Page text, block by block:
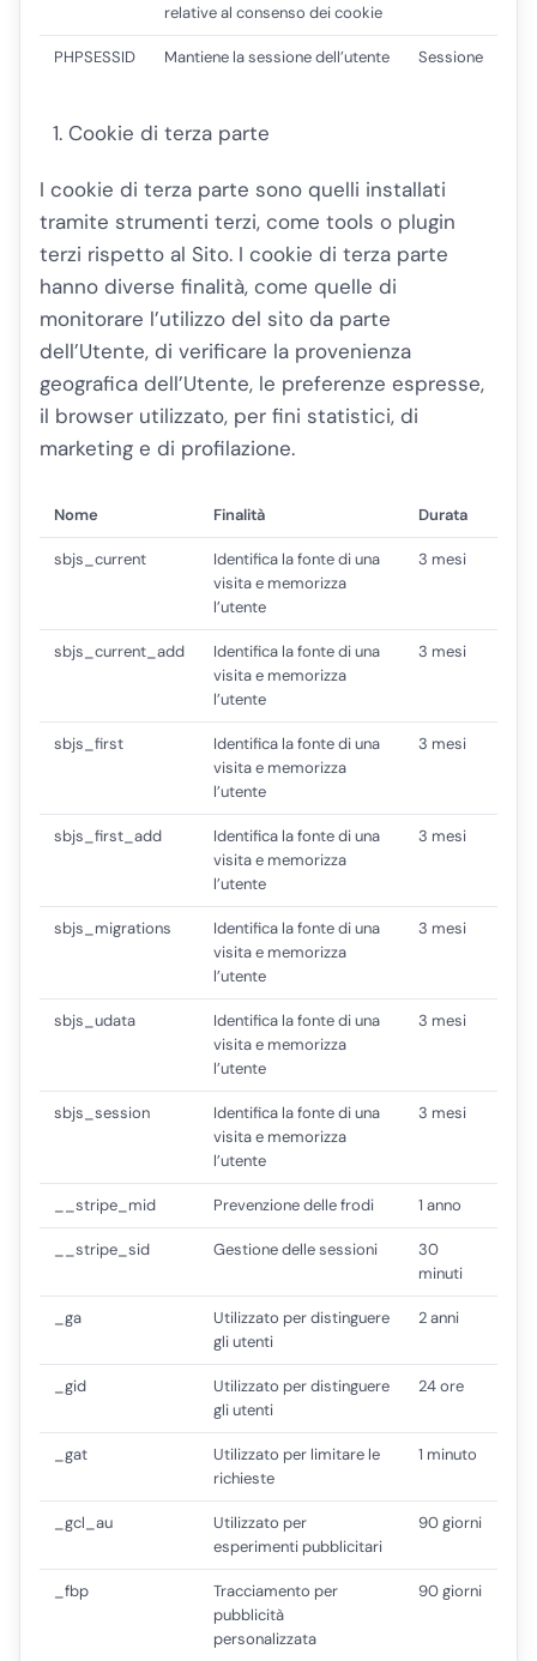
relative al consenso dei cookie
PHPSESSID Mantiene la sessione dell’utente Sessione
Cookie di terza parte
I cookie di terza parte sono quelli installati
tramite strumenti terzi, come tools o plugin
terzi rispetto al Sito. I cookie di terza parte
hanno diverse finalità, come quelle di
monitorare l’utilizzo del sito da parte
dell’Utente, di verificare la provenienza
geografica dell’Utente, le preferenze espresse,
il browser utilizzato, per fini statistici, di
marketing e di profilazione.
Nome Finalità Durata
sbjs_current
Identifica la fonte di una
visita e memorizza
l’utente
3 mesi
sbjs_current_add
Identifica la fonte di una
visita e memorizza
l’utente
3 mesi
sbjs_first
Identifica la fonte di una
visita e memorizza
l’utente
3 mesi
sbjs_first_add
Identifica la fonte di una
visita e memorizza
l’utente
3 mesi
sbjs_migrations
Identifica la fonte di una
visita e memorizza
l’utente
3 mesi
sbjs_udata
Identifica la fonte di una
visita e memorizza
l’utente
3 mesi
sbjs_session
Identifica la fonte di una
visita e memorizza
l’utente
3 mesi
__stripe_mid Prevenzione delle frodi 1 anno
__stripe_sid Gestione delle sessioni
30
minuti
_ga
Utilizzato per distinguere
gli utenti
2 anni
_gid
Utilizzato per distinguere
gli utenti
24 ore
_gat
Utilizzato per limitare le
richieste
1 minuto
_gcl_au
Utilizzato per
esperimenti pubblicitari
90 giorni
_fbp
Tracciamento per
pubblicità
personalizzata
90 giorni